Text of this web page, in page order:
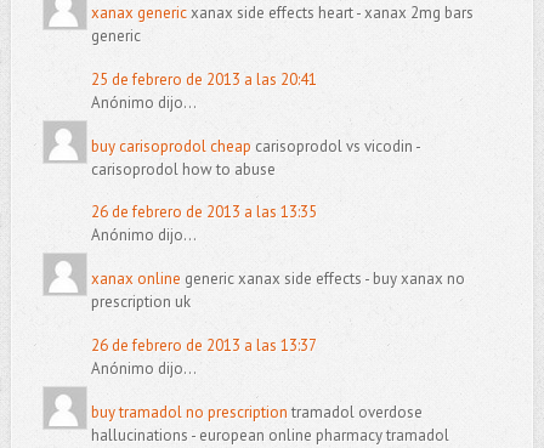
xanax genericxanax side effects heart - xanax 2mg bars
generic
25 de febrero de 2013 a las 20:41
Anónimo dijo...
buy carisoprodol cheap carisoprodol vs vicodin -
carisoprodol how to abuse
26 de febrero de 2013 a las 13:35
Anónimo dijo...
xanax online generic xanax side effects - buy xanax no
prescription uk
26 de febrero de 2013 a las 13:37
Anónimo dijo...
buy tramadol no prescription tramadol overdose
hallucinations - european online pharmacy tramadol